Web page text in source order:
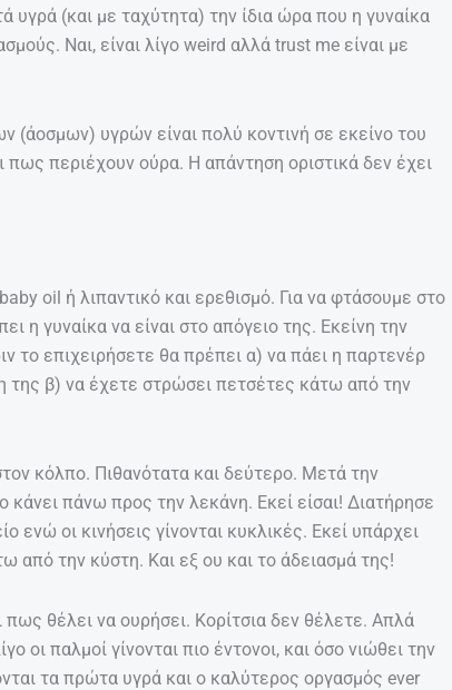
υγρά (και με ταχύτητα) την ίδια ώρα που η γυναίκα
Ναι, είναι λίγο weird αλλά trust me είναι με
(άοσμων) υγρών είναι πολύ κοντινή σε εκείνο του
περιέχουν ούρα. Η απάντηση οριστικά δεν έχει
oil ή λιπαντικό και ερεθισμό. Για να φτάσουμε στο
η γυναίκα να είναι στο απόγειο της. Εκείνη την
το επιχειρήσετε θα πρέπει α) να πάει η παρτενέρ
της β) να έχετε στρώσει πετσέτες κάτω από την
κόλπο. Πιθανότατα και δεύτερο. Μετά την
πάνω προς την λεκάνη. Εκεί είσαι! Διατήρησε
ενώ οι κινήσεις γίνονται κυκλικές. Εκεί υπάρχει
από την κύστη. Και εξ ου και το άδειασμά της!
πως θέλει να ουρήσει. Κορίτσια δεν θέλετε. Απλά
οι παλμοί γίνονται πιο έντονοι, και όσο νιώθει την
τα πρώτα υγρά και ο καλύτερος οργασμός ever